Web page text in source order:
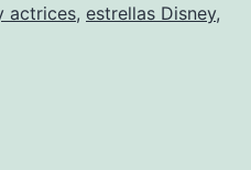
actrices, estrellas Disney,